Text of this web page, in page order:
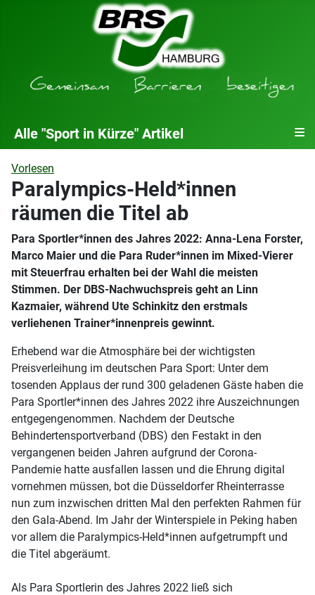
Alle "Sport in Kürze" Artikel ≡
Vorlesen
Paralympics-Held*innen
räumen die Titel ab
Para Sportler*innen des Jahres 2022: Anna-Lena Forster,
Marco Maier und die Para Ruder*innen im Mixed-Vierer
mit Steuerfrau erhalten bei der Wahl die meisten
Stimmen. Der DBS-Nachwuchspreis geht an Linn
Kazmaier, während Ute Schinkitz den erstmals
verliehenen Trainer*innenpreis gewinnt.
Erhebend war die Atmosphäre bei der wichtigsten
Preisverleihung im deutschen Para Sport: Unter dem
tosenden Applaus der rund 300 geladenen Gäste haben die
Para Sportler*innen des Jahres 2022 ihre Auszeichnungen
entgegengenommen. Nachdem der Deutsche
Behindertensportverband (DBS) den Festakt in den
vergangenen beiden Jahren aufgrund der Corona-
Pandemie hatte ausfallen lassen und die Ehrung digital
vornehmen müssen, bot die Düsseldorfer Rheinterrasse
nun zum inzwischen dritten Mal den perfekten Rahmen für
den Gala-Abend. Im Jahr der Winterspiele in Peking haben
vor allem die Paralympics-Held*innen aufgetrumpft und
die Titel abgeräumt.
Als Para Sportlerin des Jahres 2022 ließ sich